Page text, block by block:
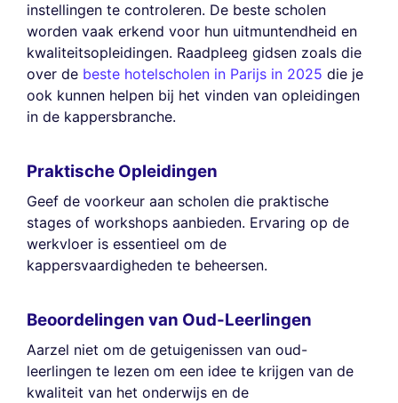
instellingen te controleren. De beste scholen
worden vaak erkend voor hun uitmuntendheid en
kwaliteitsopleidingen. Raadpleeg gidsen zoals die
over de beste hotelscholen in Parijs in 2025 die je
ook kunnen helpen bij het vinden van opleidingen
in de kappersbranche.
Praktische Opleidingen
Geef de voorkeur aan scholen die praktische
stages of workshops aanbieden. Ervaring op de
werkvloer is essentieel om de
kappersvaardigheden te beheersen.
Beoordelingen van Oud-Leerlingen
Aarzel niet om de getuigenissen van oud-
leerlingen te lezen om een idee te krijgen van de
kwaliteit van het onderwijs en de